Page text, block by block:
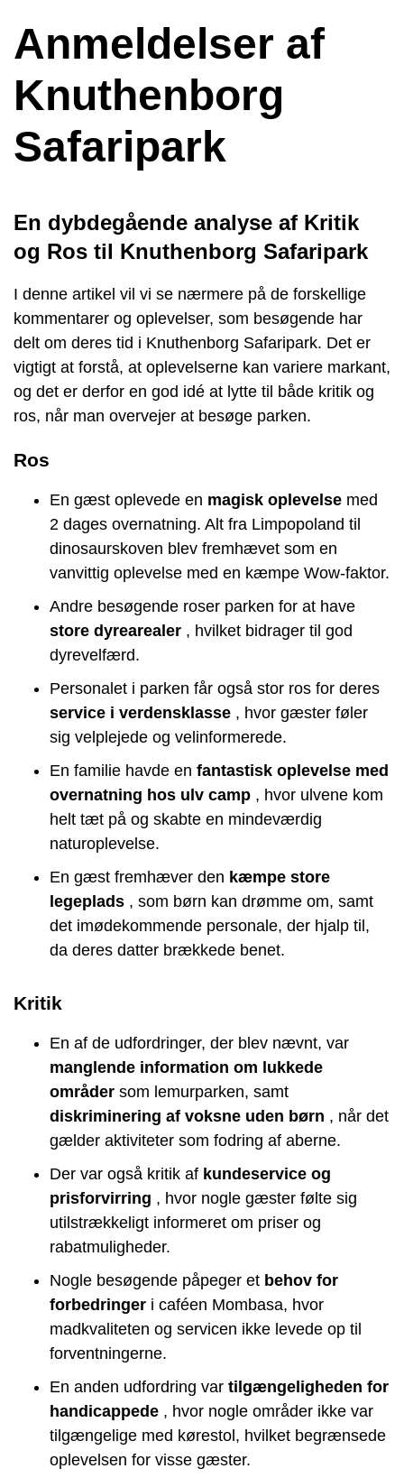
Anmeldelser af
Knuthenborg
Safaripark
En dybdegående analyse af Kritik
og Ros til Knuthenborg Safaripark
I denne artikel vil vi se nærmere på de forskellige
kommentarer og oplevelser, som besøgende har
delt om deres tid i Knuthenborg Safaripark. Det er
vigtigt at forstå, at oplevelserne kan variere markant,
og det er derfor en god idé at lytte til både kritik og
ros, når man overvejer at besøge parken.
Ros
En gæst oplevede en magisk oplevelse med
2 dages overnatning. Alt fra Limpopoland til
dinosaurskoven blev fremhævet som en
vanvittig oplevelse med en kæmpe Wow-faktor.
Andre besøgende roser parken for at have
store dyrearealer , hvilket bidrager til god
dyrevelfærd.
Personalet i parken får også stor ros for deres
service i verdensklasse , hvor gæster føler
sig velplejede og velinformerede.
En familie havde en fantastisk oplevelse med
overnatning hos ulv camp , hvor ulvene kom
helt tæt på og skabte en mindeværdig
naturoplevelse.
En gæst fremhæver den kæmpe store
legeplads , som børn kan drømme om, samt
det imødekommende personale, der hjalp til,
da deres datter brækkede benet.
Kritik
En af de udfordringer, der blev nævnt, var
manglende information om lukkede
områder som lemurparken, samt
diskriminering af voksne uden børn , når det
gælder aktiviteter som fodring af aberne.
Der var også kritik af kundeservice og
prisforvirring , hvor nogle gæster følte sig
utilstrækkeligt informeret om priser og
rabatmuligheder.
Nogle besøgende påpeger et behov for
forbedringer i caféen Mombasa, hvor
madkvaliteten og servicen ikke levede op til
forventningerne.
En anden udfordring var tilgængeligheden for
handicappede , hvor nogle områder ikke var
tilgængelige med kørestol, hvilket begrænsede
oplevelsen for visse gæster.